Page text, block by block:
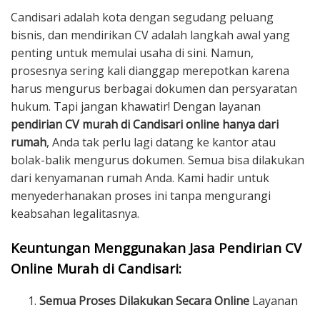
Candisari adalah kota dengan segudang peluang
bisnis, dan mendirikan CV adalah langkah awal yang
penting untuk memulai usaha di sini. Namun,
prosesnya sering kali dianggap merepotkan karena
harus mengurus berbagai dokumen dan persyaratan
hukum. Tapi jangan khawatir! Dengan layanan
pendirian CV murah di Candisari online hanya dari
rumah, Anda tak perlu lagi datang ke kantor atau
bolak-balik mengurus dokumen. Semua bisa dilakukan
dari kenyamanan rumah Anda. Kami hadir untuk
menyederhanakan proses ini tanpa mengurangi
keabsahan legalitasnya.
Keuntungan Menggunakan Jasa Pendirian CV
Online Murah di Candisari:
Semua Proses Dilakukan Secara Online Layanan